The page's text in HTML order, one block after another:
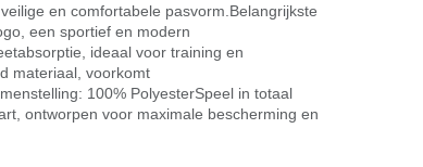
en comfortabele pasvorm.Belangrijkste
een sportief en modern
ideaal voor training en
materiaal, voorkomt
100% PolyesterSpeel in totaal
ontworpen voor maximale bescherming en